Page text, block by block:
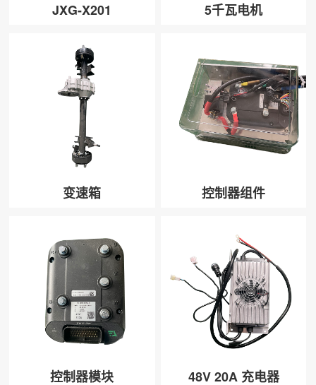
JXG-X201 5千瓦电机
变速箱 控制器组件
控制器模块 48V 20A 充电器